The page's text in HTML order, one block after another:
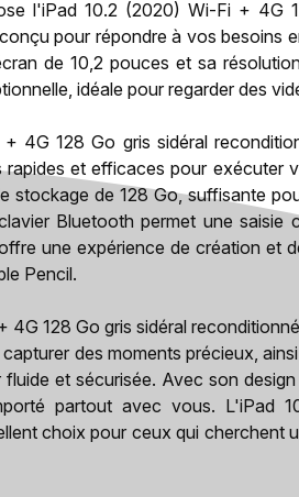
l'iPad 10.2 (2020) Wi-Fi + 4G
pour répondre à vos besoins
de 10,2 pouces et sa
idéale pour regarder des
4G 128 Go gris sidéral
rapides et efficaces pour exécuter
stockage de 128 Go, suffisante
Bluetooth permet une saisie
une expérience de création et
Pencil.
4G 128 Go gris sidéral
des moments précieux,
fluide et sécurisée. Avec son
partout avec vous. L'iPad
choix pour ceux qui cherchent